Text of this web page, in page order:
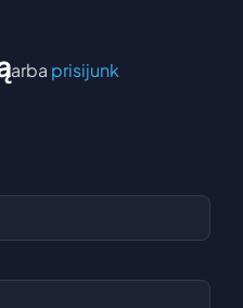
arba prisijunk